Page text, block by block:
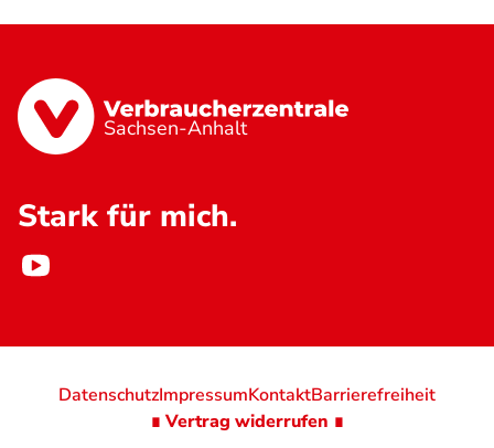
Sachsen-Anhalt
Stark für mich.
DatenschutzImpressumKontaktBarrierefreiheit
∎ Vertrag widerrufen ∎